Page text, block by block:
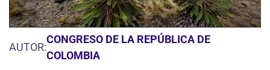
AUTOR:
CONGRESO DE LA REPÚBLICA DE
COLOMBIA